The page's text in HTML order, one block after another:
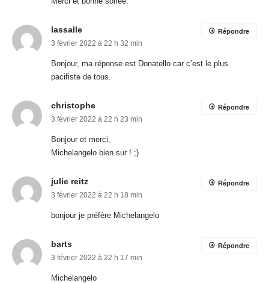
lassalle
3 février 2022 à 22 h 32 min
Bonjour, ma réponse est Donatello car c’est le plus
pacifiste de tous.
Répondre
christophe
3 février 2022 à 22 h 23 min
Bonjour et merci,
Michelangelo bien sur ! ;)
Répondre
julie reitz
3 février 2022 à 22 h 18 min
bonjour je préfère Michelangelo
Répondre
barts
3 février 2022 à 22 h 17 min
Michelangelo
Répondre